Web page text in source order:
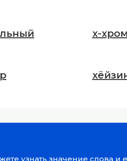
х-
узнать значение слова и